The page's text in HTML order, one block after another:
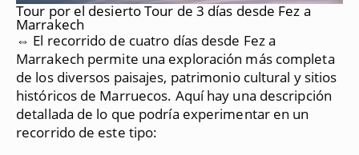
Tour por el desierto Tour de 3 días desde Fez a
Marrakech
⇔ El recorrido de cuatro días desde Fez a
Marrakech permite una exploración más completa
de los diversos paisajes, patrimonio cultural y sitios
históricos de Marruecos. Aquí hay una descripción
detallada de lo que podría experimentar en un
recorrido de este tipo: